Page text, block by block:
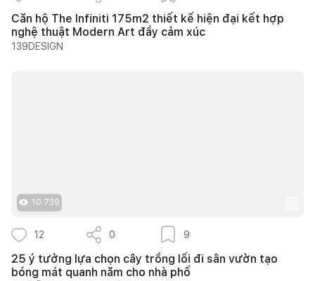
Căn hộ The Infiniti 175m2 thiết kế hiện đại kết hợp
nghệ thuật Modern Art đầy cảm xúc
139DESIGN
10.739
12 0 9
25 ý tưởng lựa chọn cây trồng lối đi sân vườn tạo
bóng mát quanh năm cho nhà phố